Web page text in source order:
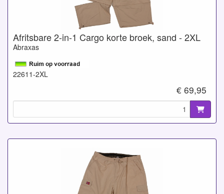
Afritsbare 2-in-1 Cargo korte broek, sand - 2XL
Abraxas
22611-2XL
€ 69,95